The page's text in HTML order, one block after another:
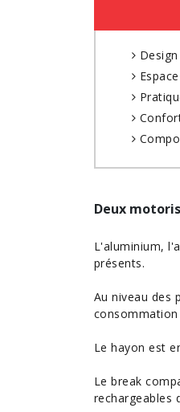
Design
Espace
Deux
L'aluminium,
présents.
Au niveau des
consommation
Le hayon est
Le break
rechargeables